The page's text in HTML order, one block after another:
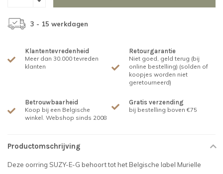
3 - 15 werkdagen
Klantentevredenheid
Meer dan 30.000 tevreden
klanten
Retourgarantie
Niet goed, geld terug (bij
online bestelling) (solden of
koopjes worden niet
geretourneerd)
Betrouwbaarheid
Koop bij een Belgische
winkel. Webshop sinds 2008
Gratis verzending
bij bestelling boven €75
Productomschrijving
Deze oorring SUZY-E-G behoort tot het Belgische label Murielle